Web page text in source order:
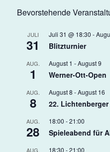
Bevorstehende
JULI
31
Juli 31 @ 18:30 -
Blitzturnier
AUG.
1
August 1 -August 9
Werner-Ott-Open
AUG.
8
August 8 -August 16
22. Lichtenberger
AUG.
28
18:00 -21:00
Spieleabend für
AUG. 18:30 -21:00